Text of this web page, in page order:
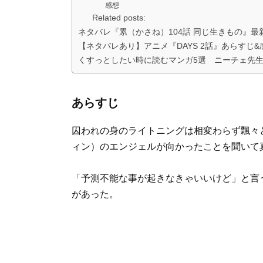
感想
Related posts:
ネタバレ『累（かさね）104話 同じ生きもの』
【ネタバレあり】アニメ『DAYS 2話』あらす
くすっとしたい時に読むマンガ5選 ニーチェ
あらすじ
囚われの身のライトニングは相変わらず飄
ィン）のエンジェルが向かったことを聞い
「予測不能な事が起きなきゃいいけど」と
があった。